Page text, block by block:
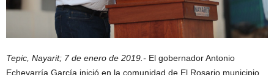
Tepic, Nayarit; 7 de enero de 2019.- El gobernador Antonio
Echevarría García inició en la comunidad de El Rosario municipio